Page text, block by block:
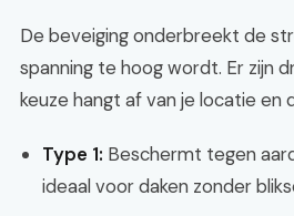
De beveiging onderbreekt de
spanning te hoog wordt. Er zijn
keuze hangt af van je locatie en
Type 1: Beschermt tegen
ideaal voor daken zonder